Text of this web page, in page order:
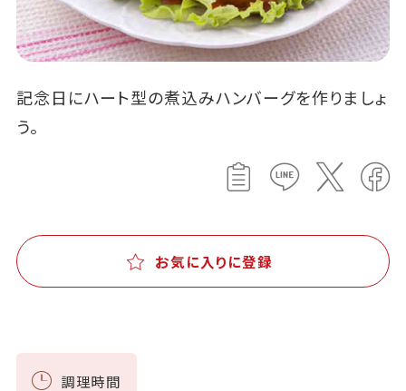
記念日にハート型の煮込みハンバーグを作りましょ
う。
お気に入りに登録
調理時間